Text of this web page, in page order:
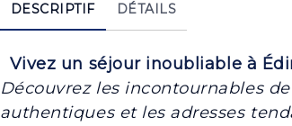
DESCRIPTIF DÉTAILS
Vivez un séjour inoubliable à
Découvrez les incontournables
authentiques et les adresses